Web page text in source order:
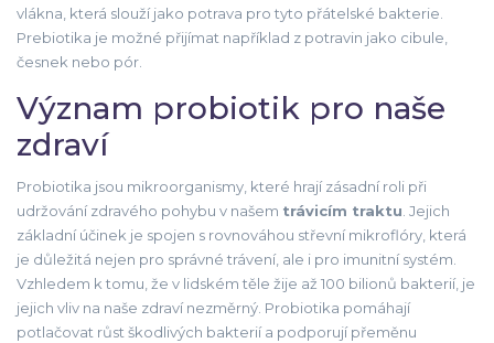
vlákna, která slouží jako potrava pro tyto přátelské bakterie.
Prebiotika je možné přijímat například z potravin jako cibule,
česnek nebo pór.
Význam probiotik pro naše
zdraví
Probiotika jsou mikroorganismy, které hrají zásadní roli při
udržování zdravého pohybu v našem trávicím traktu . Jejich
základní účinek je spojen s rovnováhou střevní mikroflóry, která
je důležitá nejen pro správné trávení, ale i pro imunitní systém.
Vzhledem k tomu, že v lidském těle žije až 100 bilionů bakterií, je
jejich vliv na naše zdraví nezměrný. Probiotika pomáhají
potlačovat růst škodlivých bakterií a podporují přeměnu